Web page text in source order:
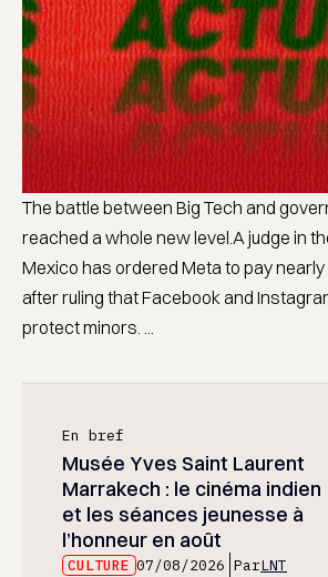
The battle between Big Tech and
reached a whole new level.A judge in
Mexico has ordered Meta to pay
after ruling that Facebook and
protect minors. ...
En bref
Musée Yves Saint Laurent
Marrakech : le cinéma indien
et les séances jeunesse à
l’honneur en août
CULTURE 07/08/2026 ParLNT